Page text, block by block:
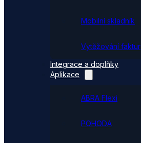
Mobilní skladník
Vytěžování faktur
Integrace a doplňky
Aplikace
ABRA Flexi
POHODA